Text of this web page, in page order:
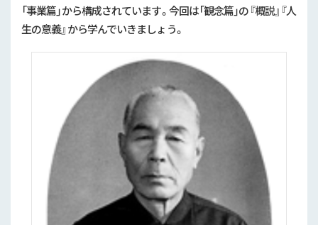
「事業篇」から構成されています。今回は「観念篇」の『概説』『人
生の意義』から学んでいきましょう。